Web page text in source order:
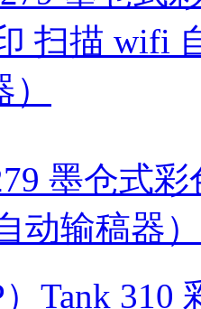
墨仓式
动输稿器）